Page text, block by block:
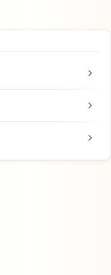
chevron_right
chevron_right
chevron_right